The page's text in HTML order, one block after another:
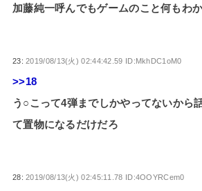
加藤純一呼んでもゲームのこと何もわ
23:2019/08/13(火) 02:44:42.59 ID:MkhDC1oM0
>>18
う○こって4弾までしかやってないから
て置物になるだけだろ
28:2019/08/13(火) 02:45:11.78 ID:4OOYRCem0